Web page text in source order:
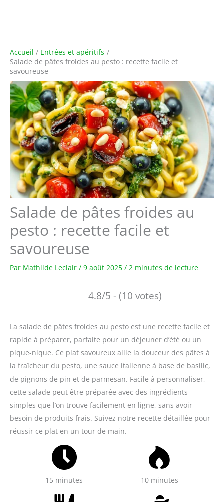
Accueil
Entrées et apéritifs
Salade de pâtes froides au pesto : recette facile et
savoureuse
Salade de pâtes froides au
pesto : recette facile et
savoureuse
Par Mathilde Leclair / 9 août 2025 / 2 minutes de lecture
4.8/5 - (10 votes)
La salade de pâtes froides au pesto est une recette facile et
rapide à préparer, parfaite pour un déjeuner d’été ou un
pique-nique. Ce plat savoureux allie la douceur des pâtes à
la fraîcheur du pesto, une sauce italienne à base de basilic,
de pignons de pin et de parmesan. Facile à personnaliser,
cette salade peut être préparée avec des ingrédients
simples que l’on trouve facilement en ligne, sans avoir
besoin de produits frais. Suivez notre recette détaillée pour
réussir ce plat en un tour de main.
15 minutes 10 minutes